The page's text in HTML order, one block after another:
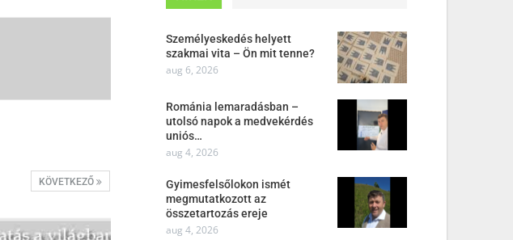
KÖVETKEZŐ
Személyeskedés helyett
szakmai vita – Ön mit tenne?
aug 6, 2026
Románia lemaradásban –
utolsó napok a medvekérdés
uniós…
aug 4, 2026
Gyimesfelsőlokon ismét
megmutatkozott az
összetartozás ereje
aug 4, 2026